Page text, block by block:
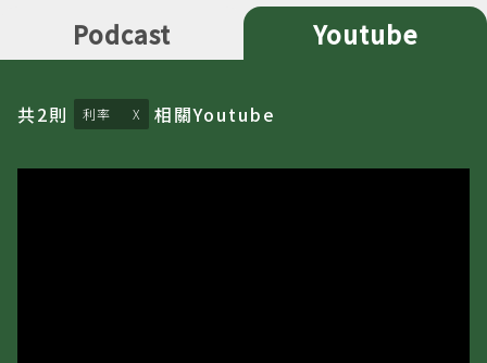
Podcast Youtube
共2則 利率 相關Youtube